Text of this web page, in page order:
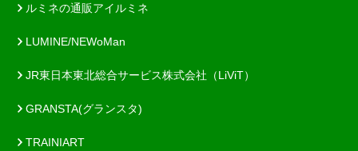
ルミネの通販アイルミネ
LUMINE/NEWoMan
JR東日本東北総合サービス株式会社（LiViT）
GRANSTA(グランスタ)
TRAINIART